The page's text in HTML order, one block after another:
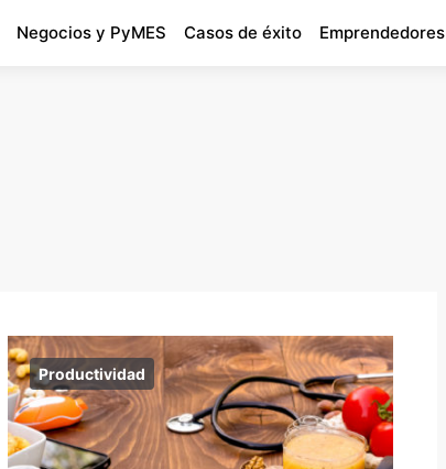
Negocios y PyMES Casos de éxito Emprendedores
Productividad